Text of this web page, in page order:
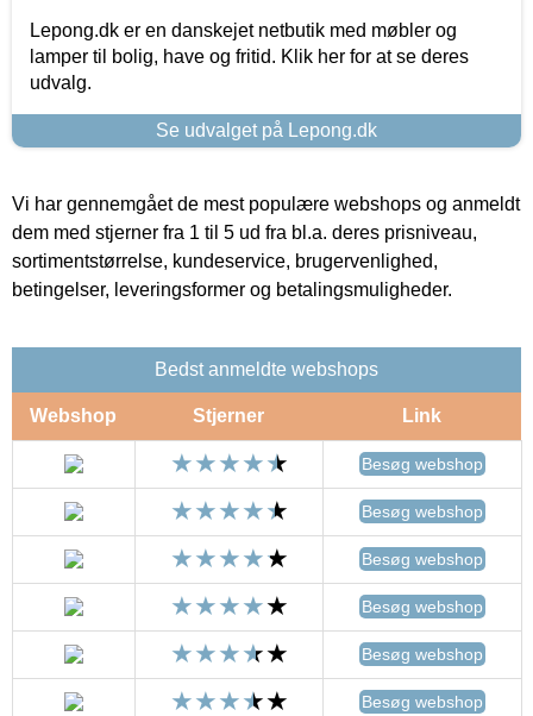
Lepong.dk er en danskejet netbutik med møbler og
lamper til bolig, have og fritid. Klik her for at se deres
udvalg.
Se udvalget på Lepong.dk
Vi har gennemgået de mest populære webshops og anmeldt
dem med stjerner fra 1 til 5 ud fra bl.a. deres prisniveau,
sortimentstørrelse, kundeservice, brugervenlighed,
betingelser, leveringsformer og betalingsmuligheder.
Bedst anmeldte webshops
Webshop Stjerner Link
Besøg webshop
Besøg webshop
Besøg webshop
Besøg webshop
Besøg webshop
Besøg webshop